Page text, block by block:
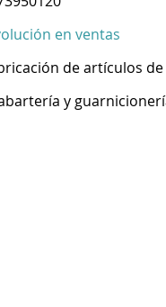
en ventas
de artículos
y